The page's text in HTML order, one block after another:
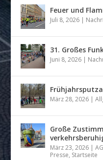
Feuer und
Juli 8, 2026 |
31. Großes
Juni 8, 2026 |
März 28, 2026 |
Große
März 23, 2026 |
Presse, Startseite